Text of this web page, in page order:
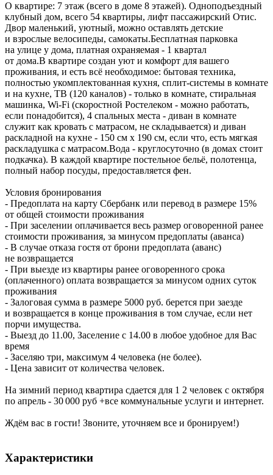
О квартире: 7 этаж (всего в доме 8 этажей). Одноподъездный
клубный дом, всего 54 квартиры, лифт пассажирский Отис.
Двор маленький, уютный, можно оставлять детские
и взрослые велосипеды, самокаты.Бесплатная парковка
на улице у дома, платная охраняемая - 1 квартал
от дома.В квартире создан уют и комфорт для вашего
проживания, и есть всё необходимое: бытовая техника,
полностью укомплектованная кухня, сплит-системы в комнате
и на кухне, ТВ (120 каналов) - только в комнате, стиральная
машинка, Wi-Fi (скоростной Ростелеком - можно работать,
если понадобится), 4 спальных места - диван в комнате
служит как кровать с матрасом, не складывается) и диван
раскладной на кухне - 150 см x 190 см, если что, есть мягкая
раскладушка с матрасом.Вода - круглосуточно (в домах стоит
подкачка). В каждой квартире постельное бельё, полотенца,
полный набор посуды, предоставляется фен.
Условия бронирования
- Предоплата на карту Сбербанк или перевод в размере 15%
от общей стоимости проживания
- При заселении оплачивается весь размер оговоренной ранее
стоимости проживания, за минусом предоплаты (аванса)
- В случае отказа гостя от брони предоплата (аванс)
не возвращается
- При выезде из квартиры ранее оговоренного срока
(оплаченного) оплата возвращается за минусом одних суток
проживания
- Залоговая сумма в размере 5000 руб. берется при заезде
и возвращается в конце проживания в том случае, если нет
порчи имущества.
- Выезд до 11.00, Заселение с 14.00 в любое удобное для Вас
время
- Заселяю три, максимум 4 человека (не более).
- Цена зависит от количества человек.
На зимний период квартира сдается для 1 2 человек с октября
по апрель - 30 000 руб +все коммунальные услуги и интернет.
Ждём вас в гости! Звоните, уточняем все и бронируем!)
Характеристики